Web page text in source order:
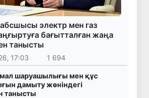
электр мен газ
бағытталған жаңа
танысты
17:03 1 694
шаруашылығы мен құс
дамыту жөніндегі
танысты